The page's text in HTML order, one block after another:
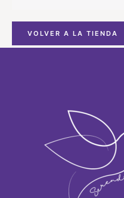
VOLVER A LA TIENDA